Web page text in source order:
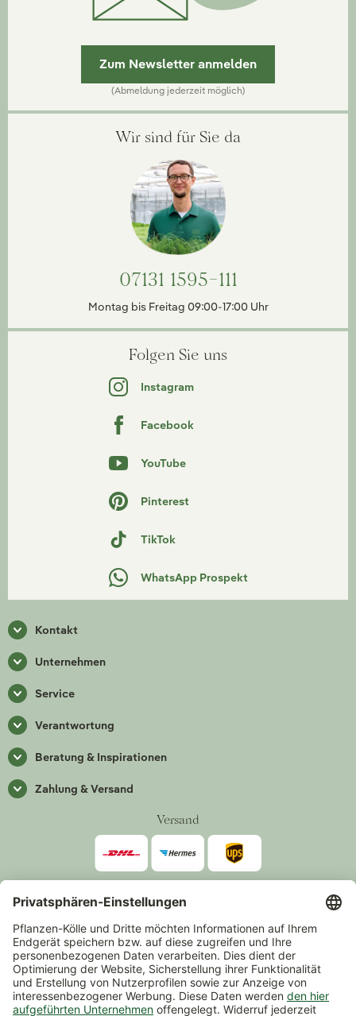
Zum Newsletter anmelden
(Abmeldung jederzeit möglich)
Wir sind für Sie da
07131 1595-111
Montag bis Freitag 09:00-17:00 Uhr
Folgen Sie uns
Instagram
Facebook
YouTube
Pinterest
TikTok
WhatsApp Prospekt
Kontakt
Unternehmen
Service
Verantwortung
Beratung & Inspirationen
Zahlung & Versand
Versand
Zahlarten
*Alle Preise inkl. gesetzlicher Mehrwertsteuer zzgl.Versand
Mindestbestellwert 14,90 €, ausgenommen sind Gutscheine und
Events.